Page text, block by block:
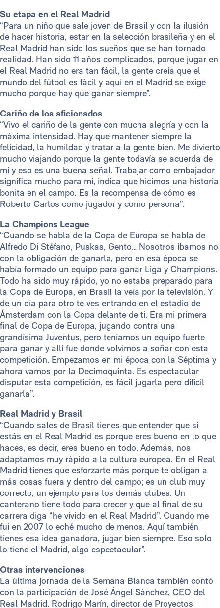
Su etapa en el Real Madrid
“Para un niño que sale joven de Brasil y con la ilusión
de hacer historia, estar en la selección brasileña y en el
Real Madrid han sido los sueños que se han tornado
realidad. Han sido 11 años complicados, porque jugar en
el Real Madrid no era tan fácil, la gente creía que el
mundo del fútbol es fácil y aquí en el Madrid se exige
mucho porque hay que ganar siempre”.
Cariño de los aficionados
“Vivo el cariño de la gente con mucha alegría y con la
máxima intensidad. Hay que mantener siempre la
felicidad, la humildad y tratar a la gente bien. Me divierto
mucho viajando porque la gente todavía se acuerda de
mí y eso es una buena señal. Trabajar como embajador
significa mucho para mí, indica que hicimos una historia
bonita en el campo. Es la recompensa de cómo es
Roberto Carlos como jugador y como persona”.
La Champions League
“Cuando se habla de la Copa de Europa se habla de
Alfredo Di Stéfano, Puskas, Gento… Nosotros íbamos no
con la obligación de ganarla, pero en esa época se
había formado un equipo para ganar Liga y Champions.
Todo ha sido muy rápido, yo no estaba preparado para
la Copa de Europa, en Brasil la veía por la televisión. Y
de un día para otro te ves entrando en el estadio de
Ámsterdam con la Copa delante de ti. Era mi primera
final de Copa de Europa, jugando contra una
grandísima Juventus, pero teníamos un equipo fuerte
para ganar y allí fue donde volvimos a soñar con esta
competición. Empezamos en mi época con la Séptima y
ahora vamos por la Decimoquinta. Es espectacular
disputar esta competición, es fácil jugarla pero difícil
ganarla”.
Real Madrid y Brasil
“Cuando sales de Brasil tienes que entender que si
estás en el Real Madrid es porque eres bueno en lo que
haces, es decir, eres bueno en todo. Además, nos
adaptamos muy rápido a la cultura europea. En el Real
Madrid tienes que esforzarte más porque te obligan a
más cosas fuera y dentro del campo; es un club muy
correcto, un ejemplo para los demás clubes. Un
canterano tiene todo para crecer y que al final de su
carrera diga “he vivido en el Real Madrid”. Cuando me
fui en 2007 lo eché mucho de menos. Aquí también
tienes esa idea ganadora, jugar bien siempre. Eso solo
lo tiene el Madrid, algo espectacular”.
Otras intervenciones
La última jornada de la Semana Blanca también contó
con la participación de José Ángel Sánchez, CEO del
Real Madrid. Rodrigo Marín, director de Proyectos